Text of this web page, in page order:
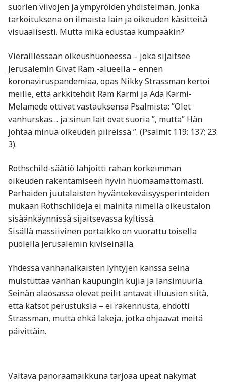
suorien viivojen ja ympyröiden yhdistelmän, jonka
tarkoituksena on ilmaista lain ja oikeuden käsitteitä
visuaalisesti. Mutta mikä edustaa kumpaakin?
Vieraillessaan oikeushuoneessa – joka sijaitsee
Jerusalemin Givat Ram -alueella – ennen
koronaviruspandemiaa, opas Nikky Strassman kertoi
meille, että arkkitehdit Ram Karmi ja Ada Karmi-
Melamede ottivat vastauksensa Psalmista: ”Olet
vanhurskas… ja sinun lait ovat suoria ”, mutta” Hän
johtaa minua oikeuden piireissä ”. (Psalmit 119: 137; 23:
3).
Rothschild-säätiö lahjoitti rahan korkeimman
oikeuden rakentamiseen hyvin huomaamattomasti.
Parhaiden juutalaisten hyväntekeväisyysperinteiden
mukaan Rothschildeja ei mainita nimellä oikeustalon
sisäänkäynnissä sijaitsevassa kyltissä.
Sisällä massiivinen portaikko on vuorattu toisella
puolella Jerusalemin kiviseinällä.
Yhdessä vanhanaikaisten lyhtyjen kanssa seinä
muistuttaa vanhan kaupungin kujia ja länsimuuria.
Seinän alaosassa olevat peilit antavat illuusion siitä,
että katsot perustuksia – ei rakennusta, ehdotti
Strassman, mutta ehkä lakeja, jotka ohjaavat meitä
päivittäin.
Valtava panoraamaikkuna tarjoaa upeat näkymät